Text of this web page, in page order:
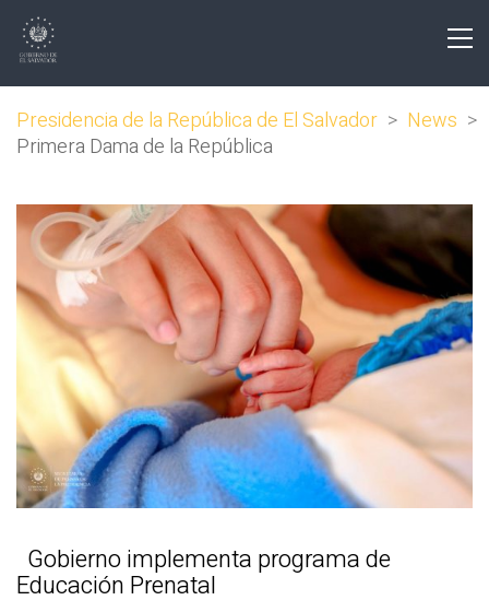
Presidencia de la República de El Salvador > News >
Primera Dama de la República
Gobierno implementa programa de
Educación Prenatal